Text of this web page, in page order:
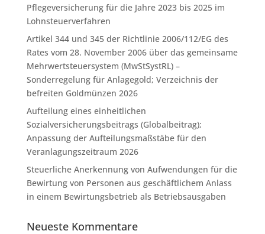
Pflegeversicherung für die Jahre 2023 bis 2025 im
Lohnsteuerverfahren
Artikel 344 und 345 der Richtlinie 2006/112/EG des
Rates vom 28. November 2006 über das gemeinsame
Mehrwertsteuersystem (MwStSystRL) –
Sonderregelung für Anlagegold; Verzeichnis der
befreiten Goldmünzen 2026
Aufteilung eines einheitlichen
Sozialversicherungsbeitrags (Globalbeitrag);
Anpassung der Aufteilungsmaßstäbe für den
Veranlagungszeitraum 2026
Steuerliche Anerkennung von Aufwendungen für die
Bewirtung von Personen aus geschäftlichem Anlass
in einem Bewirtungsbetrieb als Betriebsausgaben
Neueste Kommentare